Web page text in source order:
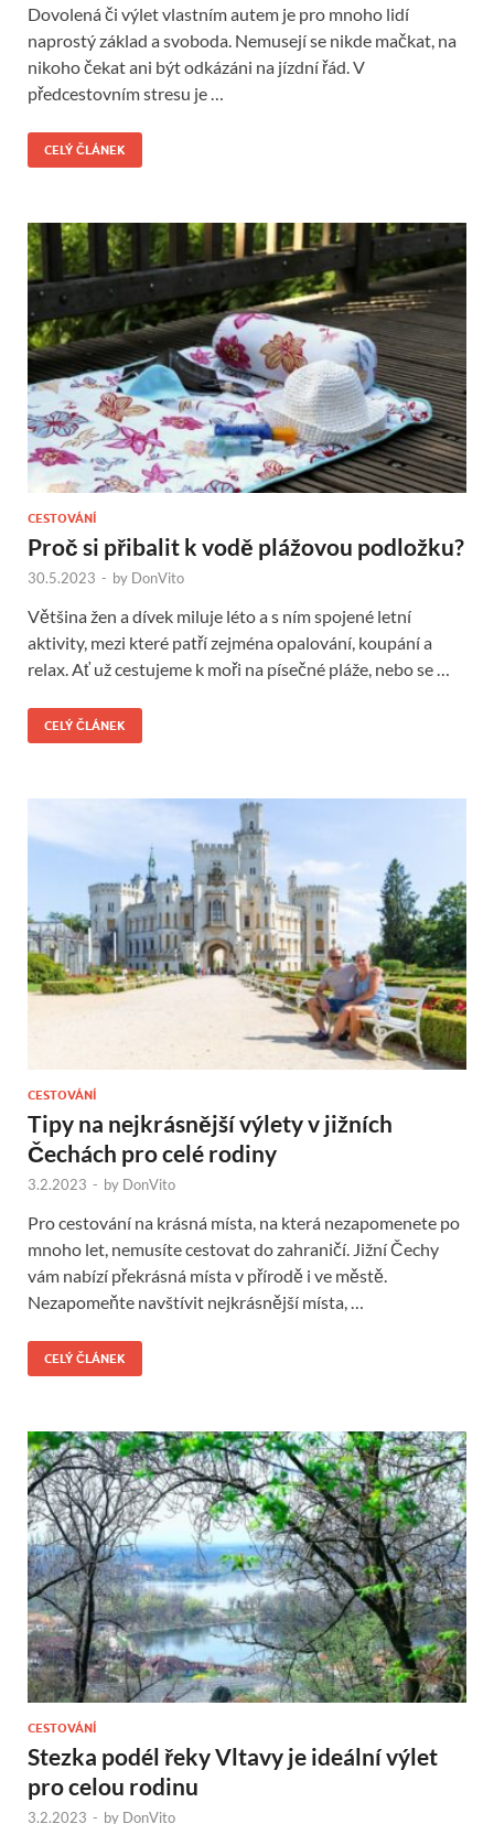
Dovolená či výlet vlastním autem je pro mnoho lidí
naprostý základ a svoboda. Nemusejí se nikde mačkat, na
nikoho čekat ani být odkázáni na jízdní řád. V
předcestovním stresu je …
CELÝ ČLÁNEK
CESTOVÁNÍ
Proč si přibalit k vodě plážovou podložku?
30.5.2023 - by DonVito
Většina žen a dívek miluje léto a s ním spojené letní
aktivity, mezi které patří zejména opalování, koupání a
relax. Ať už cestujeme k moři na písečné pláže, nebo se …
CELÝ ČLÁNEK
CESTOVÁNÍ
Tipy na nejkrásnější výlety v jižních
Čechách pro celé rodiny
3.2.2023 - by DonVito
Pro cestování na krásná místa, na která nezapomenete po
mnoho let, nemusíte cestovat do zahraničí. Jižní Čechy
vám nabízí překrásná místa v přírodě i ve městě.
Nezapomeňte navštívit nejkrásnější místa, …
CELÝ ČLÁNEK
CESTOVÁNÍ
Stezka podél řeky Vltavy je ideální výlet
pro celou rodinu
3.2.2023 - by DonVito